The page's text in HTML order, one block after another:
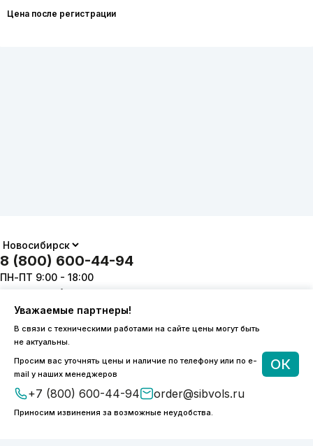
Цена после регистрации
Уважаемые партнеры!
В связи с техническими работами на сайте цены могут быть
не актуальны.
Просим вас уточнять цены и наличие по телефону или по e-
mail у наших менеджеров
+7 (800) 600-44-94 order@sibvols.ru
Приносим извинения за возможные неудобства.
ОК
8 (800) 600-44-94
ПН-ПТ 9:00 - 18:00
order@sibvols.ru
О компании
Каталог
Доставка и оплата
Подписаться